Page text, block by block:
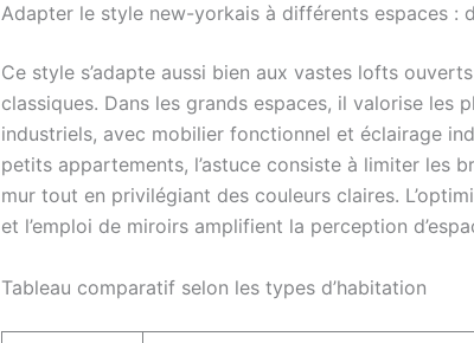
Adapter le style new-yorkais à différents espaces :
Ce style s’adapte aussi bien aux vastes lofts
classiques. Dans les grands espaces, il valorise les
industriels, avec mobilier fonctionnel et éclairage
petits appartements, l’astuce consiste à limiter les
mur tout en privilégiant des couleurs claires.
et l’emploi de miroirs amplifient la perception
Tableau comparatif selon les types d’habitation